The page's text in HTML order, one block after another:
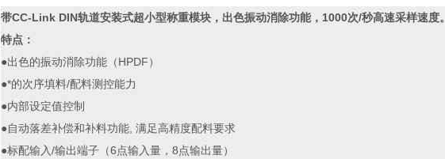
带CC-Link DIN轨道安装式超小型称重模块，出色振动消除功能，1000次/秒高速采样速度。
特点：
●出色的振动消除功能（HPDF）
●*的次序填料/配料测控能力
●内部设定值控制
●自动落差补偿和补料功能, 满足高精度配料要求
●标配输入/输出端子（6点输入量，8点输出量）